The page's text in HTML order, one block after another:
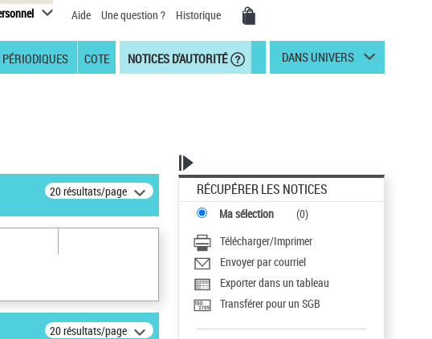
Aide Une question ? Historique
PÉRIODIQUES COTE NOTICES D'AUTORITÉ DANS UNIVERS
20 résultats/page
20 résultats/page
RÉCUPÉRER LES NOTICES
Ma sélection (0)
Télécharger/Imprimer
Envoyer par courriel
Exporter dans un tableau
Transférer pour un SGB